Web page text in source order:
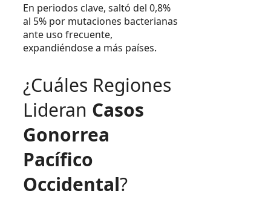
En periodos clave, saltó del 0,8%
al 5% por mutaciones bacterianas
ante uso frecuente,
expandiéndose a más países.
¿Cuáles Regiones
Lideran Casos
Gonorrea
Pacífico
Occidental?